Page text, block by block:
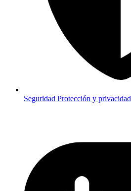
Seguridad Protección y privacidad